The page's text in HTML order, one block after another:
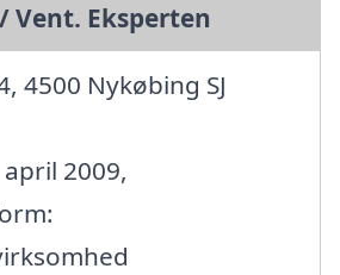
Vent. Eksperten
4500 Nykøbing SJ
2009,